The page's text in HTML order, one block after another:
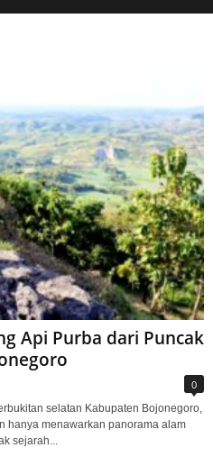
Api Purba dari Puncak
0
selatan Kabupaten Bojonegoro,
hanya menawarkan panorama alam
sejarah...